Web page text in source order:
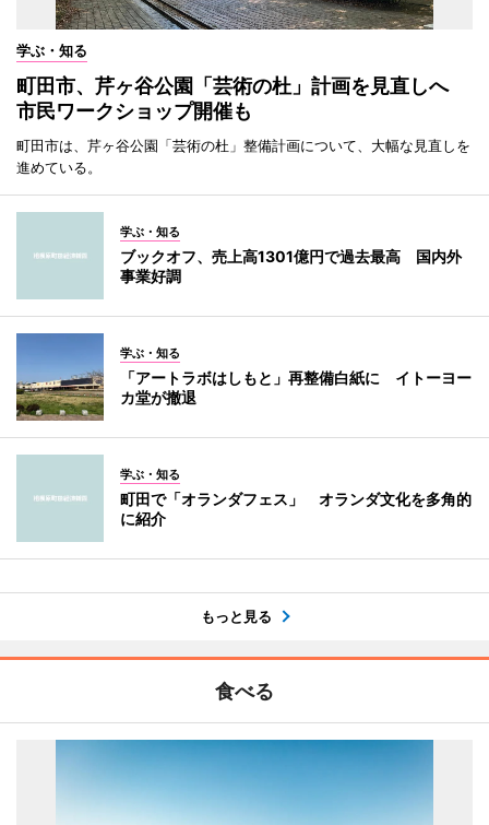
学ぶ・知る
町田市、芹ヶ谷公園「芸術の杜」計画を見直しへ
市民ワークショップ開催も
町田市は、芹ヶ谷公園「芸術の杜」整備計画について、大幅な見直しを
進めている。
学ぶ・知る
ブックオフ、売上高1301億円で過去最高 国内外
事業好調
学ぶ・知る
「アートラボはしもと」再整備白紙に イトーヨー
カ堂が撤退
学ぶ・知る
町田で「オランダフェス」 オランダ文化を多角的
に紹介
もっと見る
食べる